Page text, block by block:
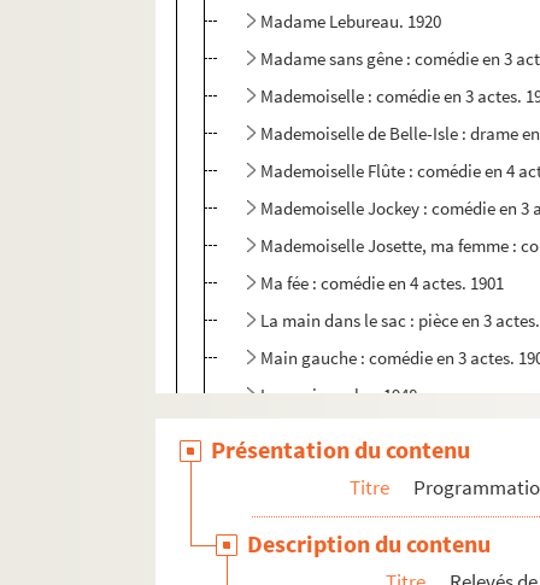
Madame Lebureau. 1920
Madame sans gêne : comédie en 3
Mademoiselle : comédie en 3 actes.
Mademoiselle de Belle-Isle : drame
Mademoiselle Flûte : comédie en 4
Mademoiselle Jockey : comédie en 3
Mademoiselle Josette, ma femme :
Ma fée : comédie en 4 actes. 1901
La main dans le sac : pièce en 3
Main gauche : comédie en 3 actes.
Les mains sales. 1948
Maître Lannois... recéleur ! : pièce en
Présentation du contenu
Titre
Description du contenu